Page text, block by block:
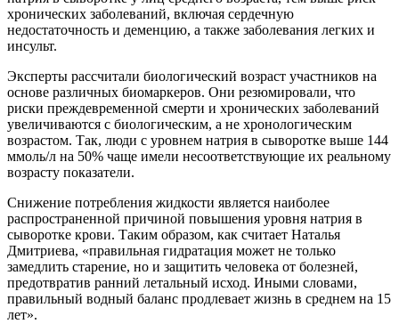
хронических заболеваний, включая сердечную
недостаточность и деменцию, а также заболевания легких и
инсульт.
Эксперты рассчитали биологический возраст участников на
основе различных биомаркеров. Они резюмировали, что
риски преждевременной смерти и хронических заболеваний
увеличиваются с биологическим, а не хронологическим
возрастом. Так, люди с уровнем натрия в сыворотке выше 144
ммоль/л на 50% чаще имели несоответствующие их реальному
возрасту показатели.
Снижение потребления жидкости является наиболее
распространенной причиной повышения уровня натрия в
сыворотке крови. Таким образом, как считает Наталья
Дмитриева, «правильная гидратация может не только
замедлить старение, но и защитить человека от болезней,
предотвратив ранний летальный исход. Иными словами,
правильный водный баланс продлевает жизнь в среднем на 15
лет».